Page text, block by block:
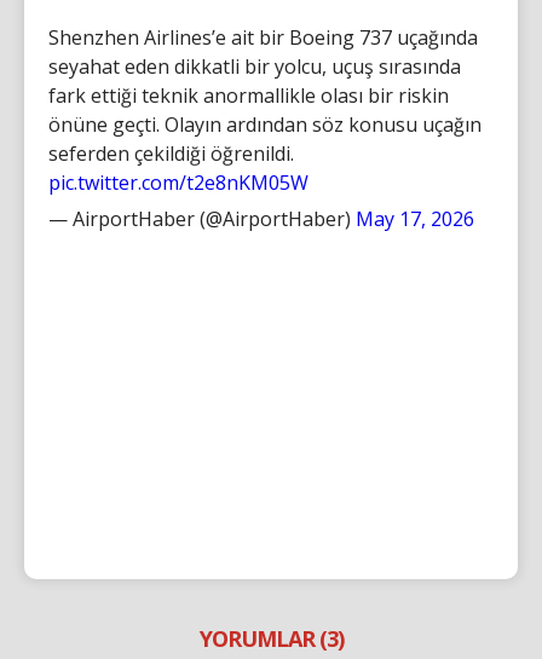
Shenzhen Airlines’e ait bir Boeing 737 uçağında
seyahat eden dikkatli bir yolcu, uçuş sırasında
fark ettiği teknik anormallikle olası bir riskin
önüne geçti. Olayın ardından söz konusu uçağın
seferden çekildiği öğrenildi.
pic.twitter.com/t2e8nKM05W
— AirportHaber (@AirportHaber) May 17, 2026
YORUMLAR (3)